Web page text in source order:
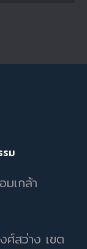
รม
มเกล้า
ศ์สว่าง เขต